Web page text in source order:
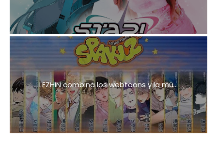
LEZHIN combina los webtoons y la mú...